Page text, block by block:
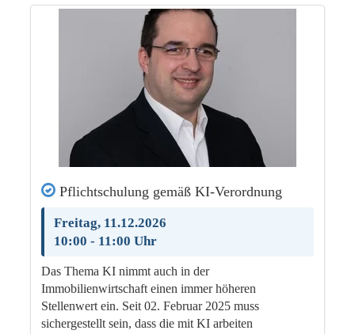
Pflichtschulung gemäß KI-Verordnung
Freitag, 11.12.2026
10:00 - 11:00 Uhr
Das Thema KI nimmt auch in der
Immobilienwirtschaft einen immer höheren
Stellenwert ein. Seit 02. Februar 2025 muss
sichergestellt sein, dass die mit KI arbeiten